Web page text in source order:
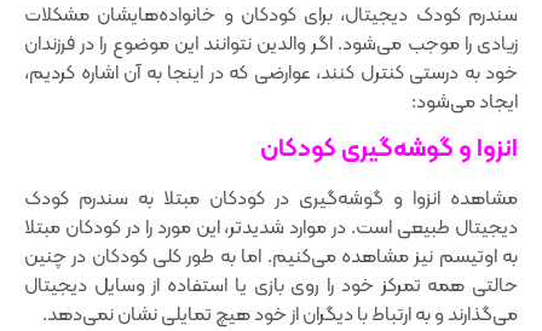
سندرم کودک دیجیتال، برای کودکان و خانواده‌هایشان مشکلات
زیادی را موجب می‌شود. اگر والدین نتوانند این موضوع را در فرزندان
خود به درستی کنترل کنند، عوارضی که در اینجا به آن اشاره کردیم،
ایجاد می‌شود:
انزوا و گوشه‌گیری کودکان
مشاهده انزوا و گوشه‌گیری در کودکان مبتلا به سندرم کودک
دیجیتال طبیعی است. در موارد شدیدتر، این مورد را در کودکان مبتلا
به اوتیسم نیز مشاهده می‌کنیم. اما به طور کلی کودکان در چنین
حالتی همه تمرکز خود را روی بازی یا استفاده از وسایل دیجیتال
می‌گذارند و به ارتباط با دیگران از خود هیچ تمایلی نشان نمی‌دهد.